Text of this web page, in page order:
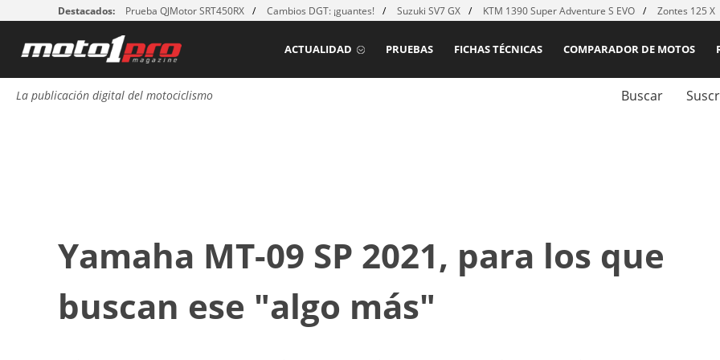
Destacados: Prueba QJMotor SRT450RX Cambios DGT: ¡guantes! Suzuki SV7 GX KTM 1390 Super Adventure S EVO Zontes 125 X
COMPARADOR DE MOTOS
FICHAS TÉCNICAS
PRUEBAS
ACTUALIDAD
La publicación digital del motociclismo Buscar
Yamaha MT-09 SP 2021, para los que
buscan ese "algo más"